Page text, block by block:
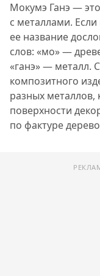
Мокумэ Ганэ —
с металлами.
ее название
слов: «мо» —
«ганэ» — металл.
композитного
разных металлов,
поверхности
по фактуре